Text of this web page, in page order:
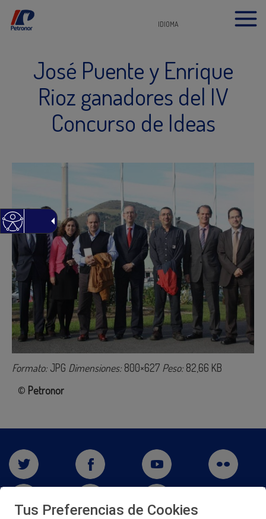
IDIOMA
José Puente y Enrique
Rioz ganadores del IV
Concurso de Ideas
Formato: JPG Dimensiones: 800×627 Peso: 82,66 KB
© Petronor
Tus Preferencias de Cookies